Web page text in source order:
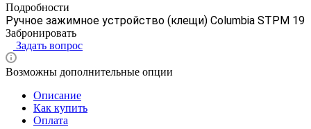
Подробности
Ручное зажимное устройство (клещи) Columbia STPM 19
Забронировать
Задать вопрос
Возможны дополнительные опции
Описание
Как купить
Оплата